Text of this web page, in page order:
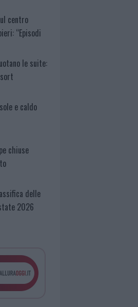
centro
“Episodi
le suite:
e caldo
chiuse
delle
2026